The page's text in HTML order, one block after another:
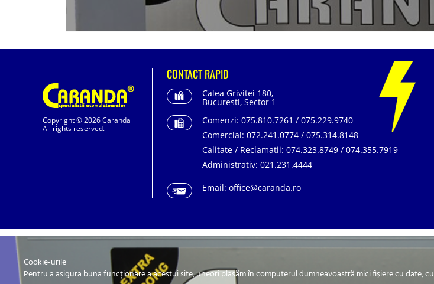
Copyright © 2026 Caranda
All rights reserved.
CONTACT RAPID
Calea Grivitei 180,
Bucuresti, Sector 1
Comenzi: 075.810.7261 / 075.229.9740
Comercial: 072.241.0774 / 075.314.8148
Calitate / Reclamatii: 074.323.8749 / 074.355.7919
Administrativ: 021.231.4444
Email: office@caranda.ro
SC. CARANDA BATERII SRL. | SR EN ISO 9001:2015, SR EN ISO 14001:2015, SR ISO 45001:2018 |
Cookie-urile
Pentru a asigura buna funcționare a acestui site, uneori plasăm în computerul dumneavoastră mici fișiere cu date,